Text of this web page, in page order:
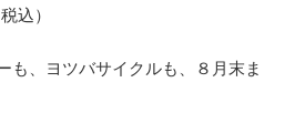
税込）
も、ヨツバサイクルも、８月末ま